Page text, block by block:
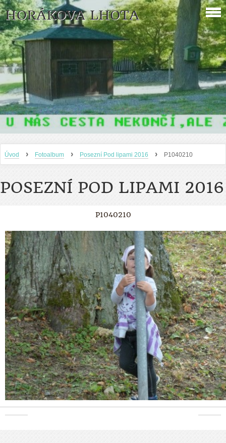
HORÁKOVA LHOTA
Úvod › Fotoalbum › Posezní Pod lipami 2016 › P1040210
POSEZNÍ POD LIPAMI 2016
P1040210